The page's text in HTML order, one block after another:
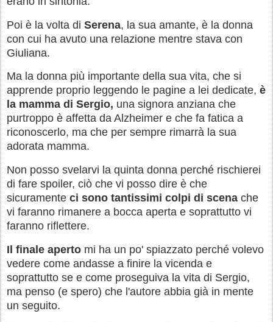
Poi è la volta di Serena, la sua amante, è la donna
con cui ha avuto una relazione mentre stava con
Giuliana.
Ma la donna più importante della sua vita, che si
apprende proprio leggendo le pagine a lei dedicate, è
la mamma di Sergio, una signora anziana che
purtroppo è affetta da Alzheimer e che fa fatica a
riconoscerlo, ma che per sempre rimarrà la sua
adorata mamma.
Non posso svelarvi la quinta donna perché rischierei
di fare spoiler, ciò che vi posso dire è che
sicuramente ci sono tantissimi colpi di scena che
vi faranno rimanere a bocca aperta e soprattutto vi
faranno riflettere.
Il finale aperto mi ha un po' spiazzato perché volevo
vedere come andasse a finire la vicenda e
soprattutto se e come proseguiva la vita di Sergio,
ma penso (e spero) che l'autore abbia già in mente
un seguito.